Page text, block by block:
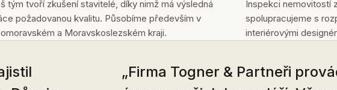
tým tvoří zkušení stavitelé, díky nimž má výsledná
požadovanou kvalitu. Působíme především v
a Moravskoslezském kraji.
Inspekci nemovitostí
spolupracujeme s
interiérovými
„Firma Togner & Partneři